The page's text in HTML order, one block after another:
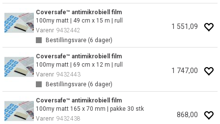
Coversafe™ antimikrobiell film
100my matt | 49 cm x 15 m | rull
Varenr 9432442
Bestillingsvare (6 dager)
1 551,09
Coversafe™ antimikrobiell film
100my matt | 69 cm x 12 m | rull
Varenr 9432443
Bestillingsvare (6 dager)
1 747,00
Coversafe™ antimikrobiell film
100my matt 165 x 70 mm | pakke 30 stk
Varenr 9432438
868,00